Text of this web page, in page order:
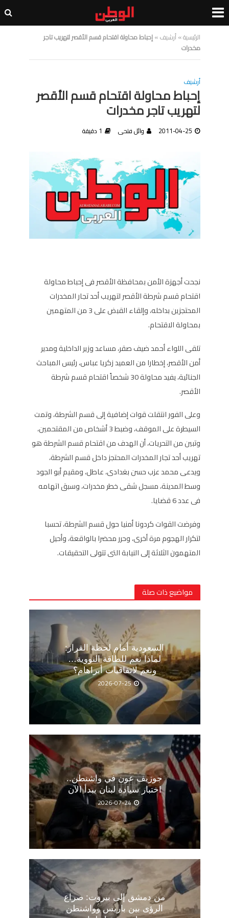
الرئيسية»أرشيف»إحباط محاولة اقتحام قسم الأقصر لتهريب تاجر
مخدرات
أرشيف
إحباط محاولة اقتحام قسم الأقصر
لتهريب تاجر مخدرات
2011-04-25 وائل فتحى 1 دقيقة
نجحت أجهزة الأمن بمحافظة الأقصر فى إحباط محاولة
اقتحام قسم شرطة الأقصر لتهريب أحد تجار المخدرات
المحتجزين بداخله، وإلقاء القبض على 3 من المتهمين
بمحاولة الاقتحام.
تلقى اللواء أحمد ضيف صقر، مساعد وزير الداخلية ومدير
أمن الأقصر، إخطارا من العميد زكريا عباس، رئيس المباحث
الجنائية، يفيد محاولة 30 شخصاً اقتحام قسم شرطة
الأقصر.
وعلى الفور انتقلت قوات إضافية إلى قسم الشرطة، وتمت
السيطرة على الموقف، وضبط 3 أشخاص من المقتحمين،
وتبين من التحريات، أن الهدف من اقتحام قسم الشرطة هو
تهريب أحد تجار المخدرات المحتجز داخل قسم الشرطة،
ويدعى محمد عزب حسن بغدادى، عاطل، ومقيم أبو الجود
وسط المدينة، مسجل شقى خطر مخدرات، وسبق اتهامه
فى عدد 6 قضايا.
وفرضت القوات كردونا أمنيا حول قسم الشرطة، تحسبا
لتكرار الهجوم مرة أخرى، وحرر محضرا بالواقعة، وأحيل
المتهمون الثلاثة إلى النيابة التى تتولى التحقيقات.
مواضيع ذات صلة
السعودية أمام لحظة القرار:
لماذا نعم للطاقة النووية…
ونعم لاتفاقيات أبراهام؟
2026-07-25
جوزيف عون في واشنطن..
اختبار سيادة لبنان يبدأ الآن
2026-07-24
من دمشق إلى بيروت: صراع
الرؤى بين باريس وواشنطن